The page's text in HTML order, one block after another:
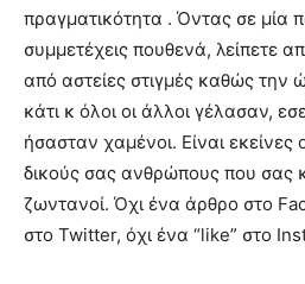
πραγματικότητα . Όντας σε μία
συμμετέχεις πουθενά, λείπετε
από αστείες στιγμές καθώς την
κάτι κ όλοι οι άλλοι γέλασαν,
ήσασταν χαμένοι. Είναι εκείνες
δικούς σας ανθρώπους που σας
ζωντανοί. Όχι ένα άρθρο στο
στο Twitter, όχι ένα “like” στο